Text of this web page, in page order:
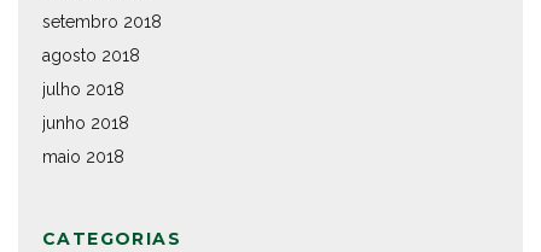
setembro 2018
agosto 2018
julho 2018
junho 2018
maio 2018
CATEGORIAS